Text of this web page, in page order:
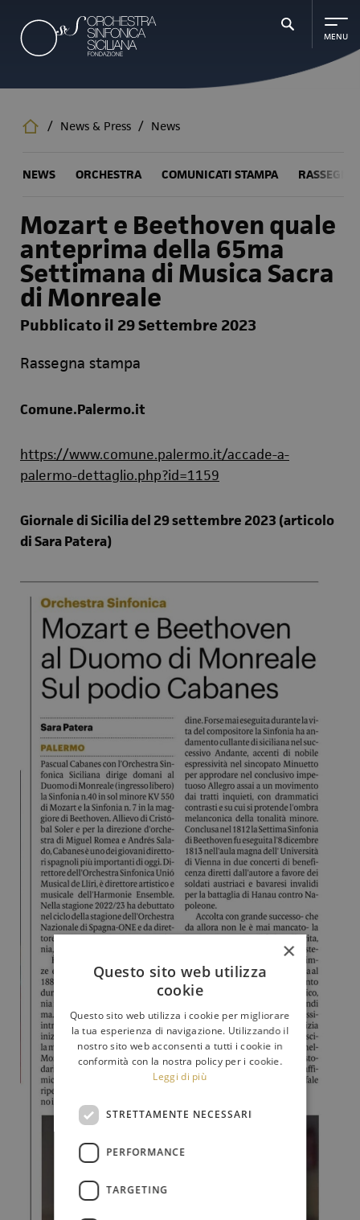
contenuto
principale
/ News & Press / News
NEWS ORCHESTRA COMUNICATI STAMPA
Mozart e Beethoven quale
anteprima della 65ma
Settimana di Musica Sacra
di Monreale
Pubblicato il 29 Settembre 2023
Rassegna stampa
Comune.Palermo.it
https://www.comune.palermo.it/accade-a-
palermo-dettaglio.php?id=1159
Giornale di Sicilia del 29 settembre 2023 (articolo
di Sara Patera)
×
Questo sito web utilizza
cookie
Questo sito web utilizza i cookie per migliorare
la tua esperienza di navigazione. Utilizzando il
nostro sito web acconsenti a tutti i cookie in
conformità con la nostra policy per i cookie.
Leggi di più
STRETTAMENTE NECESSARI
PERFORMANCE
TARGETING